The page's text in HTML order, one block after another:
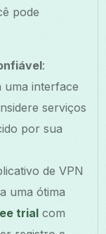
pode
:
uma interface
serviços
por sua
de VPN
uma ótima
trial com